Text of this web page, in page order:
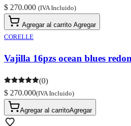
$ 270.000 (IVA Incluido)
Agregar al carrito Agregar
CORELLE
Vajilla 16pzs ocean blues
(0)
$ 270.000(IVA Incluido)
Agregar al carritoAgregar